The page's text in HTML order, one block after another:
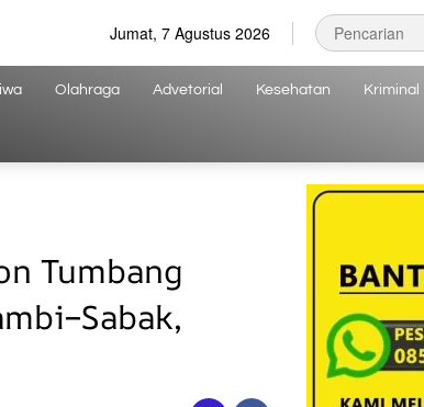
Jumat, 7 Agustus 2026
Olahraga Advetorial Kesehatan Kriminal
Tumbang